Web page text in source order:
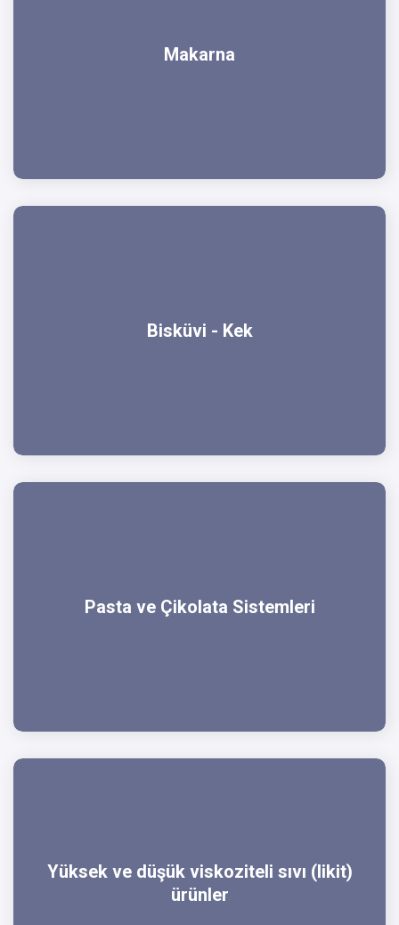
Makarna
Bisküvi - Kek
Pasta ve Çikolata Sistemleri
Yüksek ve düşük viskoziteli sıvı (likit)
ürünler